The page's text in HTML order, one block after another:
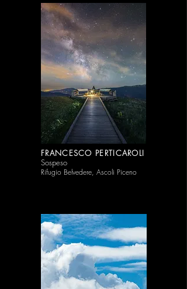
FRANCESCO PERTICAROLI
Sospeso
Rifugio Belvedere, Ascoli Piceno